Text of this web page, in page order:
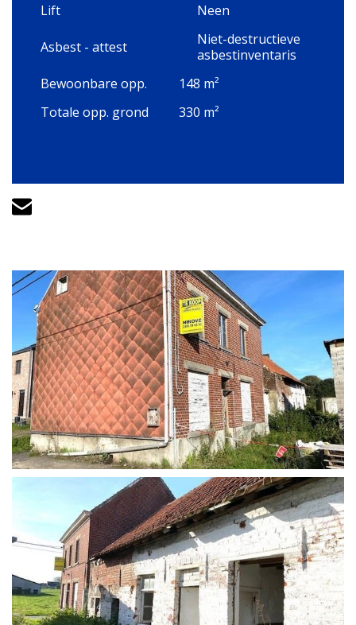
Lift
Neen
Asbest - attest
Niet-destructieve
asbestinventaris
Bewoonbare opp.
148 m²
Totale opp. grond
330 m²